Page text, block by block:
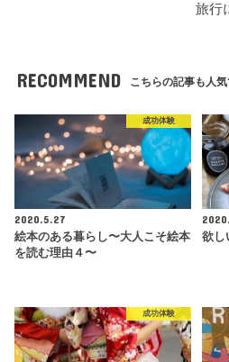
旅行
RECOMMEND こちらの記事も人気
成功体験
2020.5.27
絵本のある暮らし〜大人こそ絵本
を読む理由４〜
欲し
成功体験